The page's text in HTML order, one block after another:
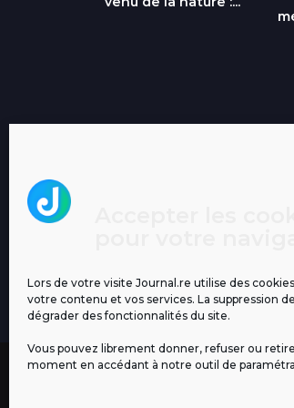
Lors de votre visite Journal.re utilise des
votre contenu et vos services. La suppression
dégrader des fonctionnalités du site.
Vous pouvez librement donner, refuser ou
moment en accédant à notre outil de
MENTIONS LÉGALES PUBLICITÉ